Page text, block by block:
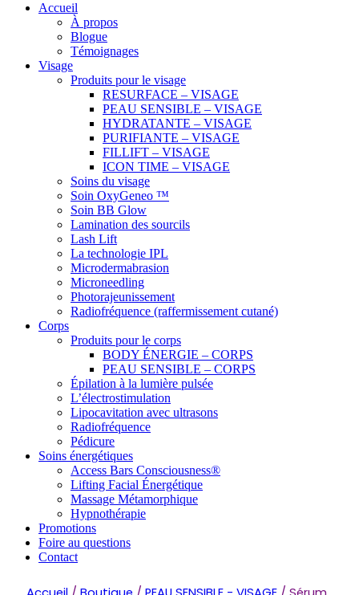
Accueil
À propos
Blogue
Témoignages
Visage
Produits pour le visage
RESURFACE – VISAGE
PEAU SENSIBLE – VISAGE
HYDRATANTE – VISAGE
PURIFIANTE – VISAGE
FILLIFT – VISAGE
ICON TIME – VISAGE
Soins du visage
Soin OxyGeneo ™
Soin BB Glow
Lamination des sourcils
Lash Lift
La technologie IPL
Microdermabrasion
Microneedling
Photorajeunissement
Radiofréquence (raffermissement cutané)
Corps
Produits pour le corps
BODY ÉNERGIE – CORPS
PEAU SENSIBLE – CORPS
Épilation à la lumière pulsée
L’électrostimulation
Lipocavitation avec ultrasons
Radiofréquence
Pédicure
Soins énergétiques
Access Bars Consciousness®
Lifting Facial Énergétique
Massage Métamorphique
Hypnothérapie
Promotions
Foire au questions
Contact